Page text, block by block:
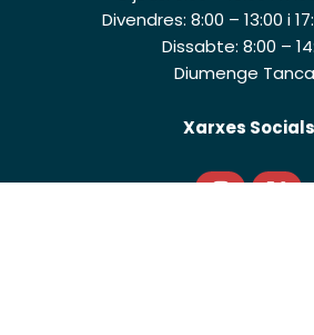
Divendres: 8:00 – 13:00 i
Dissabte: 8:00 –
Diumenge
Xarxes Socials